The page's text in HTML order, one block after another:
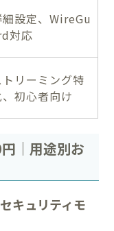
細設定、WireGu
対応
トリーミング特
初心者向け
｜用途別お
キュリティモ